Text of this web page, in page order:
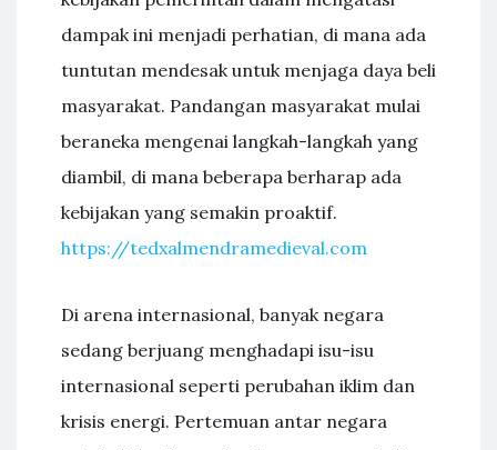
dampak ini menjadi perhatian, di mana ada
tuntutan mendesak untuk menjaga daya beli
masyarakat. Pandangan masyarakat mulai
beraneka mengenai langkah-langkah yang
diambil, di mana beberapa berharap ada
kebijakan yang semakin proaktif.
https://tedxalmendramedieval.com
Di arena internasional, banyak negara
sedang berjuang menghadapi isu-isu
internasional seperti perubahan iklim dan
krisis energi. Pertemuan antar negara